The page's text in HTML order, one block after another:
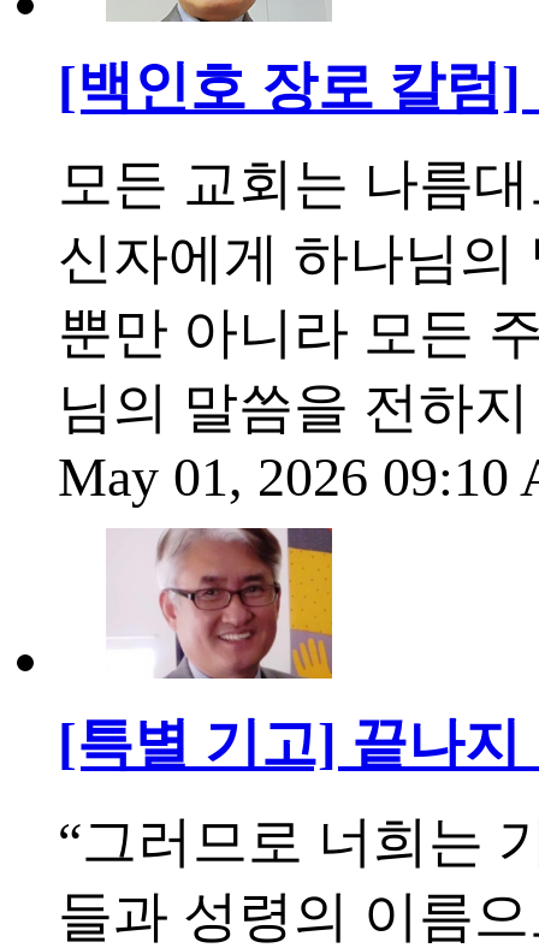
[백인호 장로 칼럼
모든 교회는 나름
신자에게 하나님의
뿐만 아니라 모든
님의 말씀을 전하
May 01, 2026 09:10
[특별 기고] 끝나
“그러므로 너희는
들과 성령의 이름